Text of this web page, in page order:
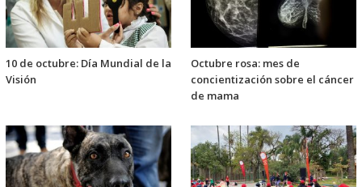
10 de octubre: Día Mundial de la
Visión
Octubre rosa: mes de
concientización sobre el cáncer
de mama